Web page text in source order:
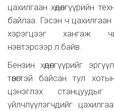
цахилгаан хөдөлгүүрийн
байлаа. Гэсэн ч
хэрэгцээг хангаж
нэвтэрсээр л байв.
Бензин хөдөлгүүрийг
төвөгтэй байсан тул
цэнэглэх
үйлчлүүлэгчдийг